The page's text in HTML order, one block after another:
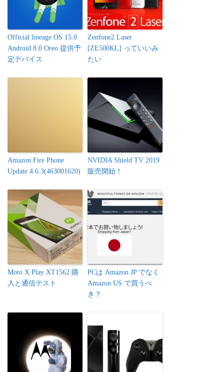
Official lineage OS 15.0
Android 8.0 Oreo 提供予
定デバイス
Zenfone2 Laser
[ZE500KL] っていいみ
たい
Amazon Fire Phone
Update 4.6.3(463001620)
NVIDIA Shield TV 2019
販売開始！
Moto X Play XT1562 購
入と通信テスト
PCは Amazon JP でなく
Amazon US で買うべ
き？